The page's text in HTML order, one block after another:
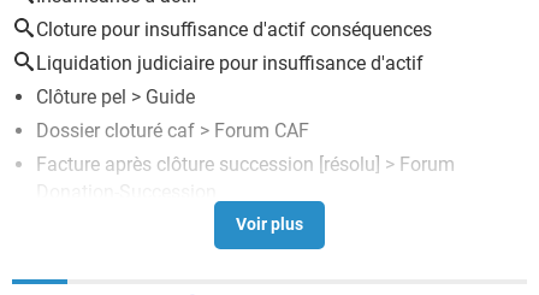
Cloture pour insuffisance d'actif conséquences
Liquidation judiciaire pour insuffisance d'actif
Clôture pel > Guide
Dossier cloturé caf > Forum CAF
Facture après clôture succession [résolu] > Forum
Donation-Succession
>Forum CAF
d'APL